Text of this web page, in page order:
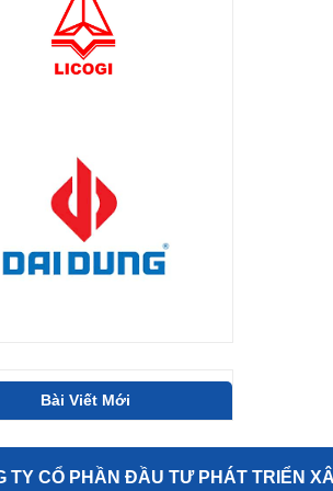
Bài Viết Mới
TY CỔ PHẦN ĐẦU TƯ PHÁT TRIỂN